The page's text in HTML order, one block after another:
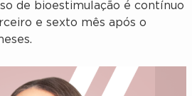
de bioestimulação é contínuo
e sexto mês após o